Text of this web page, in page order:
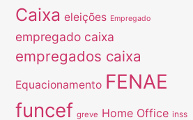
Caixa eleições Empregado
empregado caixa
empregados caixa
Equacionamento FENAE
funcef greve Home Office inss